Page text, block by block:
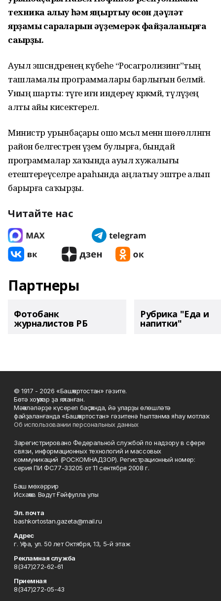
техника алыу һәм яңыртыу өсөн дәүләт
ярҙамы сараларын әүҙемерәк файҙаланырға
саҡырҙы.
Ауыл эшсәндәренең күбеһе “Росагролизинг”тың
ташламалы программалары барлығын белмәй.
Уның шарты: тәүге иғәнә индереү кәрәкмәй, түләүҙең
алты айы кисектерелә.
Министр урынбаҫары ошо мәсьәлә менән шөғөлләнгән
район белгестәренә әүҙем булырға, бындай
программалар хаҡында ауыл хужалығы
етештереүселәре араһында аңлатыу эштәре алып
барырға саҡырҙы.
Читайте нас
Партнеры
Фотобанк
журналистов РБ
Рубрика "Еда и
напитки"
© 1917 - 2026 «Башҡортостан» гәзите.
Бөтә хоҡуҡтар ҙа яҡланған.
Мәҡәләләрҙе күсереп баҫҡанда, йә уларҙы өлөшләтә
файҙаланғанда «Башҡортостан» гәзитенә һылтанма яһау мотлаҡ.
Об использовании персональных данных
Зарегистрировано Федеральной службой по надзору в сфере
связи, информационных технологий и массовых
коммуникаций (РОСКОМНАДЗОР). Регистрационный номер:
серия ПИ ФС77-33205 от 11 сентября 2008 г.
Баш мөхәррир
Исхаҡов Вәдүт Ғәйфулла улы
Эл. почта
bashkortostan.gazeta@mail.ru
Адрес
г. Уфа, ул. 50 лет Октября, 13, 5-й этаж
Рекламная служба
8(347)272-62-61
Приемная
8(347)272-05-43